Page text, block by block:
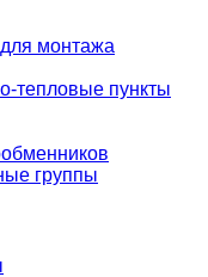
монтажа
тепловые пункты
группы